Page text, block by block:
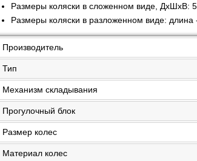
Размеры коляски в сложенном виде, ДхШхВ:
Размеры коляски в разложенном виде:
Производитель
Тип
Механизм складывания
Прогулочный блок
Размер колес
Материал колес